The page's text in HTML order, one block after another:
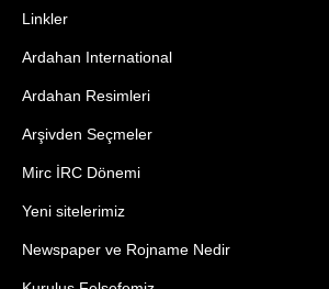
Linkler
Ardahan International
Ardahan Resimleri
Arşivden Seçmeler
Mirc İRC Dönemi
Yeni sitelerimiz
Newspaper ve Rojname Nedir